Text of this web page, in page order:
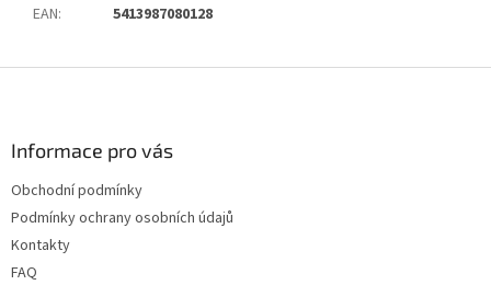
EAN: 5413987080128
Informace pro vás
Obchodní podmínky
Podmínky ochrany osobních údajů
Kontakty
FAQ